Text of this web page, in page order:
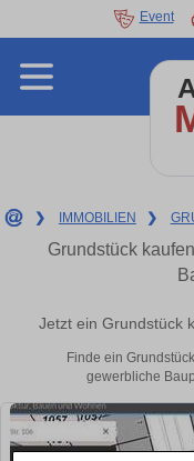
Event
❯ IMMOBILIEN ❯
Grundstück
Jetzt ein Grundstück
Finde ein
gewerbliche